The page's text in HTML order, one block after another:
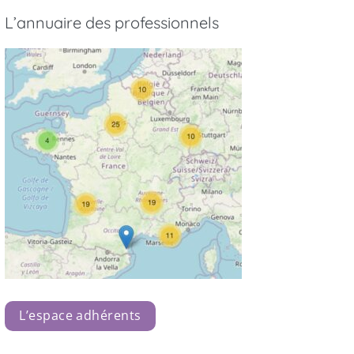
L’annuaire des professionnels
L’espace adhérents